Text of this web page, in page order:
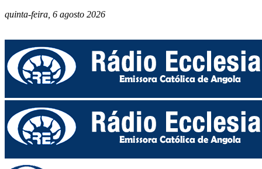
quinta-feira, 6 agosto 2026